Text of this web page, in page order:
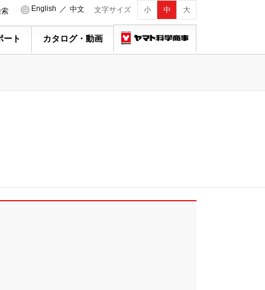
文字サイズ 小 中 大
English ／ 中文
ート カタログ・動画